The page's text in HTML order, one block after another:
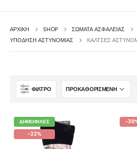
ΑΡΧΙΚΉ SHOP ΣΩΜΑΤΑ ΑΣΦΑΛΕΙΑΣ
ΥΠΌΔΗΣΗ ΑΣΤΥΝΟΜΊΑΣ
ΚΆΛΤΣΕΣ
ΦΊΛΤΡΟ
ΔΗΜΟΦΙΛΈΣ
-22%
-